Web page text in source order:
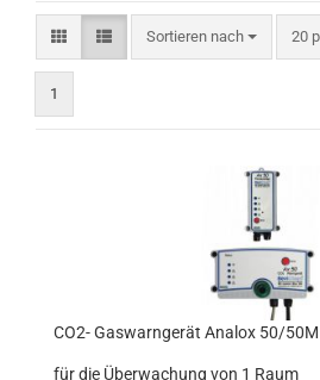
Sortieren nach
Sortieren nach 20
pro
1
CO2- Gaswarngerät Analox 50/
für die Überwachung von 1 Raum